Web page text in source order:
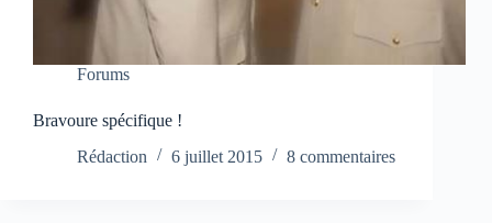
Forums
Bravoure spécifique !
Rédaction
6 juillet 2015 8 commentaires